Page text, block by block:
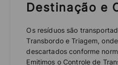
Destinação e
Os resíduos são
Transbordo e Triagem,
descartados conforme
Emitimos o Controle de